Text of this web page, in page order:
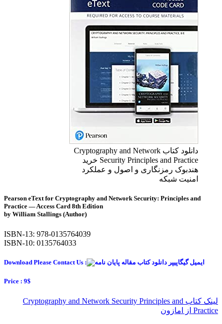
دانلود کتاب Cryptography and Network
Security Principles and Practice خرید
هندبوک رمزنگاری و اصول و عملکرد
امنیت شبکه
Pearson eText for Cryptography and Network Security: Principles and
Practice — Access Card 8th Edition
by William Stallings (Author)
ISBN-13: 978-0135764039
ISBN-10: 0135764033
Download Please Contact Us :
Price : 9$
لینک کتاب Cryptography and Network Security Principles and
Practice از امازون